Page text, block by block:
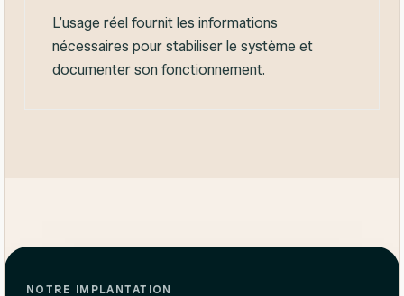
L'usage réel fournit les informations
nécessaires pour stabiliser le système et
documenter son fonctionnement.
NOTRE IMPLANTATION